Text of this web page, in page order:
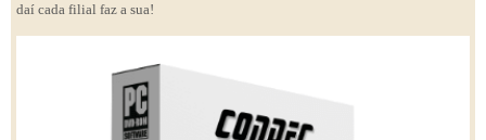
daí cada filial faz a sua!